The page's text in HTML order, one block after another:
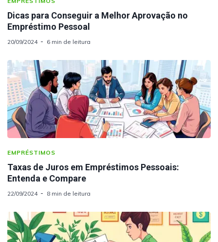
Dicas para Conseguir a Melhor Aprovação no
Empréstimo Pessoal
20/09/2024 6 min de leitura
EMPRÉSTIMOS
Taxas de Juros em Empréstimos Pessoais:
Entenda e Compare
22/09/2024 8 min de leitura